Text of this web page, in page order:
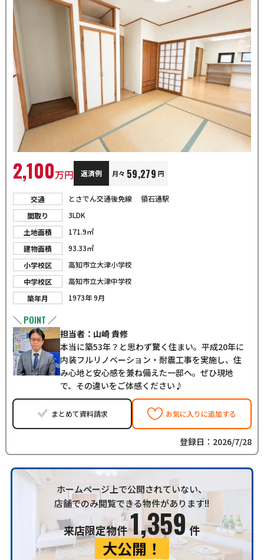
2,100万円 返済例 月々 59,279 円
交通
とさでん交通後免線 領石通駅
間取り
3LDK
土地面積
171.9㎡
建物面積
93.33㎡
小学校区
高知市立大津小学校
中学校区
高知市立大津中学校
築年月
1973年 9月
＼ POINT ／
担当者：山崎 貴修
本当に築53年？と思わず驚く住まい。平成20年に
内装フルリノベーション・耐震工事を実施し、住
み心地と安心感を兼ね備えた一邸へ。ぜひ現地
で、その違いをご体感ください♪
まとめて資料請求 お気に入りに追加する
登録日：2026/7/28
ホームページ上で公開されていない、
店舗でのみ閲覧できる物件があります!!
来店限定物件1,359件
大公開！